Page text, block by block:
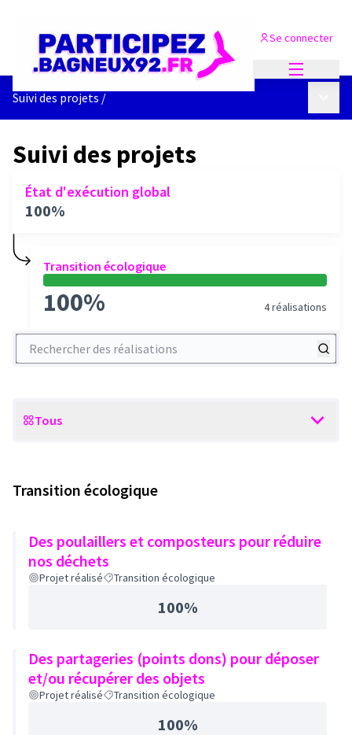
Se connecter
Suivi des projets /
Suivi des projets
État d'exécution global
100%
Transition écologique
100% 4 réalisations
Rechercher des réalisations
Scope
Tous
Transition écologique
Des poulaillers et composteurs pour réduire
nos déchets
Projet réalisé Transition écologique
100%
Des partageries (points dons) pour déposer
et/ou récupérer des objets
Projet réalisé Transition écologique
100%